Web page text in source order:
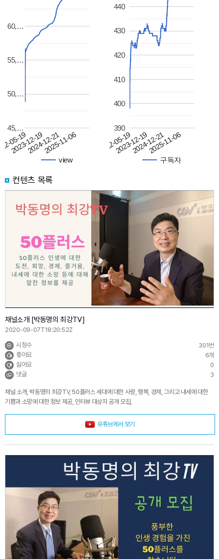
view
05-19
2023-12-192024-12-21
2025-11-06
45,…
50,…
55,…
60,…
구독자
2022-05-19
2023-12-192024-12-21
2025-11-06
390
400
410
420
430
440
컨텐츠 목록
채널소개 [박동명의 최강TV]
2020-09-07T18:20:52Z
시청수
301번
좋아요
6개
싫어요
0
댓글
3
채널 소개, 박동명의 최강TV, 50플러스 세대에 대한 사랑, 행복, 경제, 그리고 내세에 대한
기쁨과 소망에 대한 정보 제공, 인터뷰 대상자 공개 모집,
유튜브에서 보기